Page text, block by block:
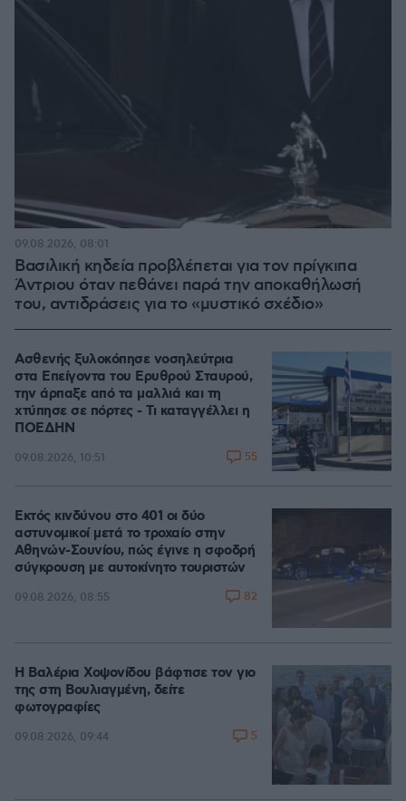
Βασιλική κηδεία προβλέπεται για τον πρίγκιπα
Άντριου όταν πεθάνει παρά την αποκαθήλωσή
του, αντιδράσεις για το «μυστικό σχέδιο»
09.08.2026, 08:01
Ασθενής ξυλοκόπησε νοσηλεύτρια
στα Επείγοντα του Ερυθρού Σταυρού,
την άρπαξε από τα μαλλιά και τη
χτύπησε σε πόρτες - Τι καταγγέλλει η
ΠΟΕΔΗΝ
09.08.2026, 10:51 55
Εκτός κινδύνου στο 401 οι δύο
αστυνομικοί μετά το τροχαίο στην
Αθηνών-Σουνίου, πώς έγινε η σφοδρή
σύγκρουση με αυτοκίνητο τουριστών
09.08.2026, 08:55 82
Η Βαλέρια Χοψονίδου βάφτισε τον γιο
της στη Βουλιαγμένη, δείτε
φωτογραφίες
09.08.2026, 09:44 5